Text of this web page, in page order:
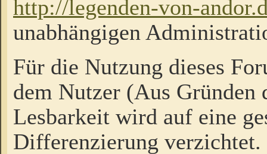
http://legenden-von-
unabhängigen
Für die Nutzung dieses
dem Nutzer (Aus Gründen
Lesbarkeit wird auf eine
Differenzierung